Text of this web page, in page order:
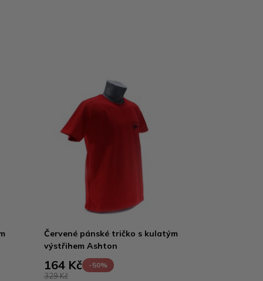
Červené pánské tričko s kulatým
výstřihem Ashton
164 Kč -50%
329 Kč